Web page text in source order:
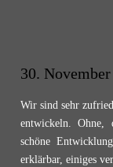
30.
Wir sind sehr
entwickeln. Ohne,
schöne
erklärbar, einiges